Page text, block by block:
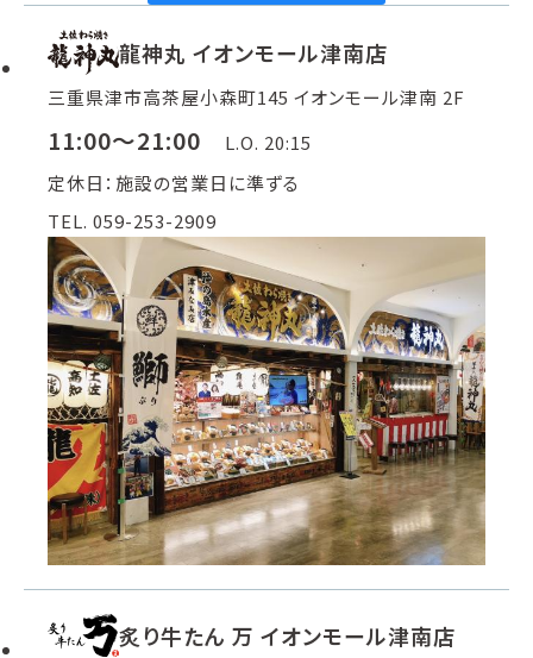
龍神丸 イオンモール津南店
三重県津市高茶屋小森町145 イオンモール津南 2F
11:00～21:00
L.O. 20:15
定休日：施設の営業日に準ずる
TEL. 059-253-2909
炙り牛たん 万 イオンモール津南店